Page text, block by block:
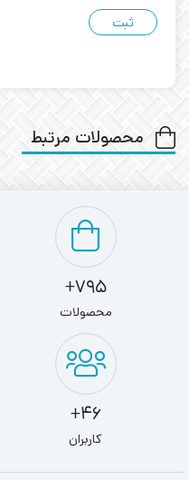
محصولات مرتبط
795+
محصولات
46+
کاربران